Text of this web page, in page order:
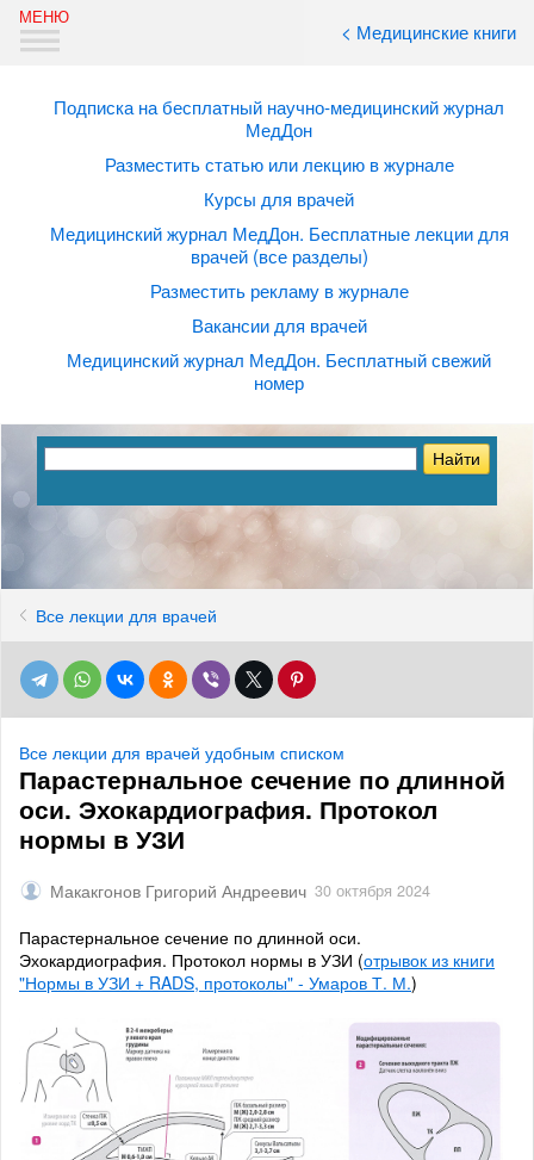
< Медицинские книги
Подписка на бесплатный научно-медицинский журнал
МедДон
Разместить статью или лекцию в журнале
Курсы для врачей
Медицинский журнал МедДон. Бесплатные лекции для
врачей (все разделы)
Разместить рекламу в журнале
Вакансии для врачей
Медицинский журнал МедДон. Бесплатный свежий
номер
Все лекции для врачей
Все лекции для врачей удобным списком
Парастернальное сечение по длинной
оси. Эхокардиография. Протокол
нормы в УЗИ
Макакгонов Григорий Андреевич 30 октября 2024
Парастернальное сечение по длинной оси.
Эхокардиография. Протокол нормы в УЗИ (отрывок из книги
"Нормы в УЗИ + RADS, протоколы" - Умаров Т. М.)